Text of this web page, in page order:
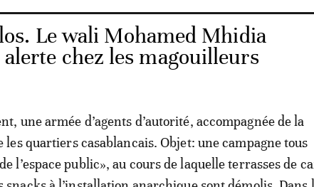
Le wali Mohamed Mhidia
alerte chez les magouilleurs
une armée d’agents d’autorité, accompagnée de la
quartiers casablancais. Objet: une campagne tous
l’espace public», au cours de laquelle terrasses de